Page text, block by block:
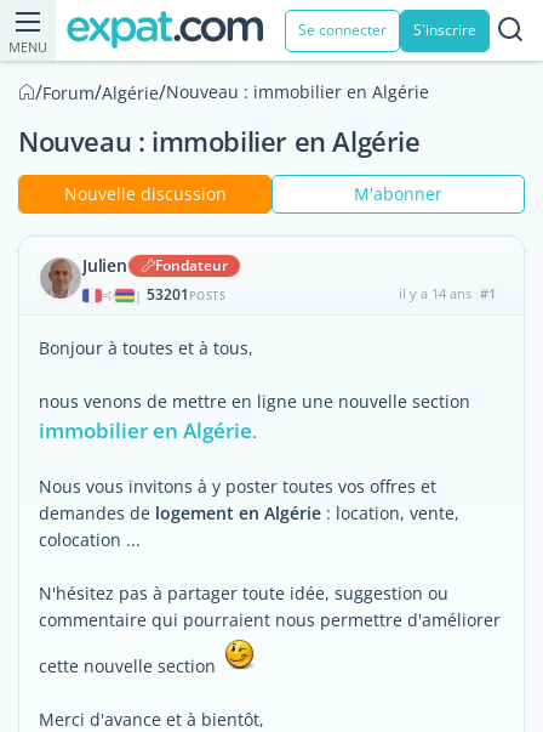
MENU
Se connecter S'inscrire
/Forum/Algérie/Nouveau : immobilier en Algérie
Nouveau : immobilier en Algérie
Nouvelle discussion M'abonner
Julien Fondateur
| 53201 POSTS il y a 14 ans #1
Bonjour à toutes et à tous,
nous venons de mettre en ligne une nouvelle section
immobilier en Algérie.
Nous vous invitons à y poster toutes vos offres et
demandes de logement en Algérie : location, vente,
colocation ...
N'hésitez pas à partager toute idée, suggestion ou
commentaire qui pourraient nous permettre d'améliorer
cette nouvelle section
Merci d'avance et à bientôt,